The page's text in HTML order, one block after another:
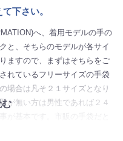
下さい。
へ、着用モデルの手の
と、そちらのモデルが各サイ
ますので、まずはそちらをご
れているフリーサイズの手袋
場合は凡そ２１サイズとなり
が無い方は男性であれば２４
む